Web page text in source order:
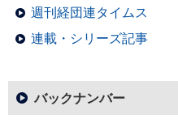
週刊経団連タイムス
連載・シリーズ記事
バックナンバー